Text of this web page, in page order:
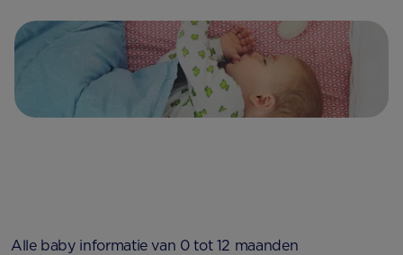
Alle baby informatie van 0 tot 12 maanden